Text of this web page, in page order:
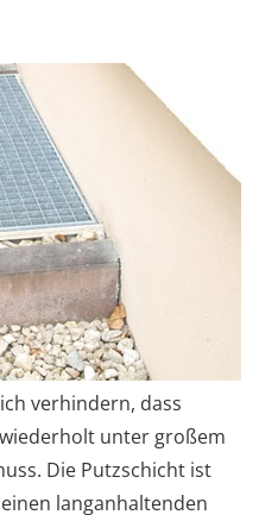
verhindern, dass
unter großem
Die Putzschicht ist
langanhaltenden